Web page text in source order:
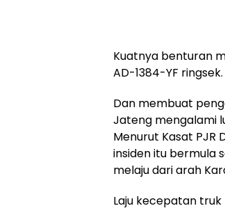
Kuatnya benturan
AD-1384-YF ringsek.
Dan membuat
Jateng mengalami
Menurut Kasat PJR
insiden itu bermula
melaju dari arah
Laju kecepatan